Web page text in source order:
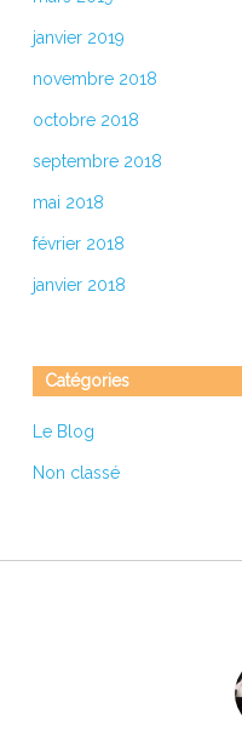
janvier 2019
novembre 2018
octobre 2018
septembre 2018
mai 2018
février 2018
janvier 2018
Catégories
Le Blog
Non classé